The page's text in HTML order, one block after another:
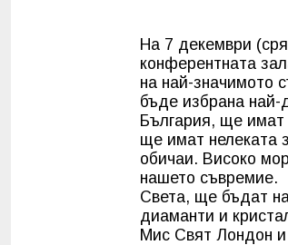
На 7 декември
конферентната
на най-значимото
бъде избрана
България, ще
ще имат нелеката
обичаи. Високо
нашето съвремие.
Света, ще бъдат
диаманти и
Мис Свят Лондон